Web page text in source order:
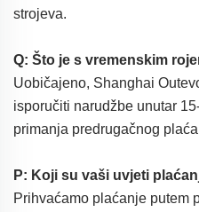
strojeva.
Q: Što je s vremenskim
Uobičajeno, Shanghai
isporučiti narudžbe unutar
primanja predrugačnog
P: Koji su vaši uvjeti
Prihvaćamo plaćanje putem